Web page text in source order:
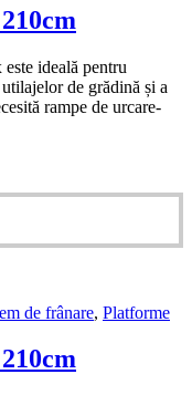
ideală pentru
de grădină și a
rampe de urcare-
de frânare, Platforme